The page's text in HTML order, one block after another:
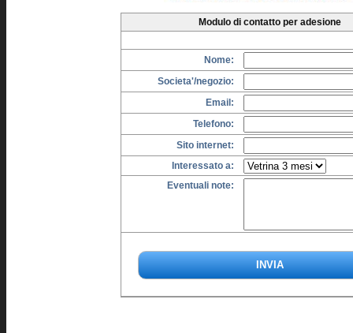
Modulo di contatto per adesione
Nome:
Societa'/negozio:
Email:
Telefono:
Sito internet:
Interessato a:
Eventuali note: